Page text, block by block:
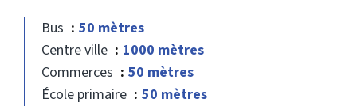
Bus
50 mètres
Centre ville
1000 mètres
Commerces
50 mètres
École primaire
50 mètres